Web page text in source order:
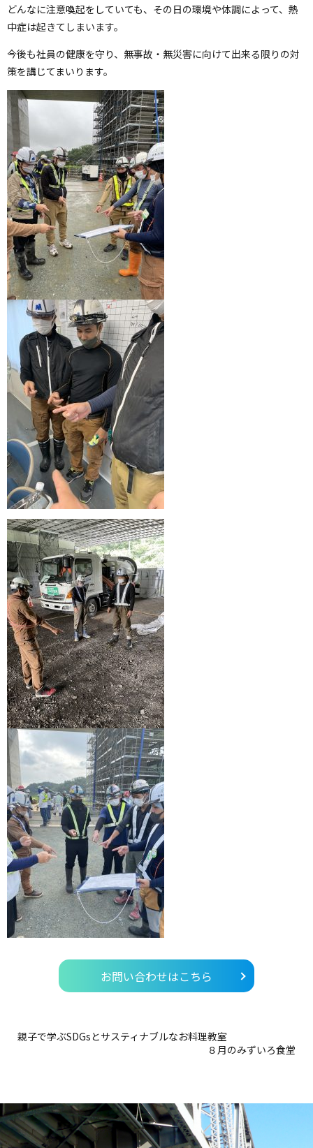
どんなに注意喚起をしていても、その日の環境や体調によって、熱
中症は起きてしまいます。
今後も社員の健康を守り、無事故・無災害に向けて出来る限りの対
策を講じてまいります。
お問い合わせはこちら
親子で学ぶSDGsとサスティナブルなお料理教室
８月のみずいろ食堂